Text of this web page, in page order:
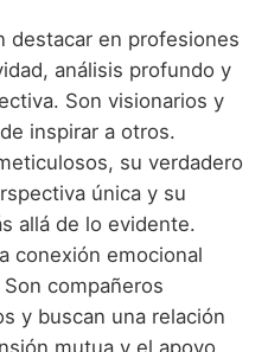
destacar en profesiones
análisis profundo y
Son visionarios y
inspirar a otros.
su verdadero
única y su
allá de lo evidente.
conexión emocional
compañeros
y buscan una relación